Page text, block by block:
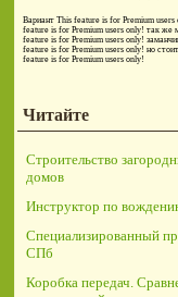
Вариант This feature is for Premium users
feature is for Premium users only! так же
feature is for Premium users only!
feature is for Premium users only! но
feature is for Premium users only!
Читайте
Строительство
домов
Инструктор по
Специализированный
СПб
Коробка передач.